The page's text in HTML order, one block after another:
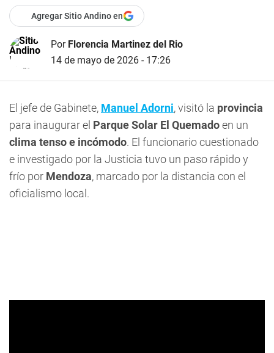
Agregar Sitio Andino en
Por Florencia Martinez del Rio
14 de mayo de 2026 - 17:26
El jefe de Gabinete, Manuel Adorni, visitó la provincia
para inaugurar el Parque Solar El Quemadoen un
clima tenso e incómodo. El funcionario cuestionado
e investigado por la Justicia tuvo un paso rápido y
frío por Mendoza, marcado por la distancia con el
oficialismo local.